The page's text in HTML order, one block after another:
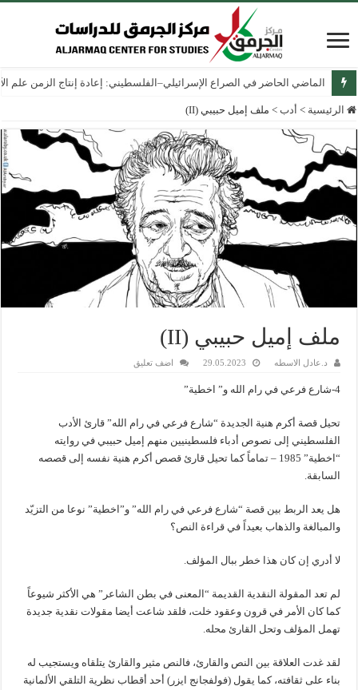
الماضي الحاضر في الصراع الإسرائيلي–الفلسطيني: إعادة إنتاج الزمن علم
الرئيسية > أدب > ملف إميل حبيبي (II)
ملف إميل حبيبي (II)
د.عادل الاسطه 29.05.2023 اضف تعليق
4-شارع فرعي في رام الله و” اخطية”
تحيل قصة أكرم هنية الجديدة “شارع فرعي في رام الله” قارئ الأدب
الفلسطيني إلى نصوص أدباء فلسطينيين منهم إميل حبيبي في روايته
“اخطية” 1985 – تماماً كما تحيل قارئ قصص أكرم هنية نفسه إلى قصصه
السابقة.
هل يعد الربط بين قصة “شارع فرعي في رام الله” و”اخطية” نوعا من التزيّد
والمبالغة والذهاب بعيداً في قراءة النص؟
لا أدري إن كان هذا خطر ببال المؤلف.
لم تعد المقولة النقدية القديمة “المعنى في بطن الشاعر” هي الأكثر شيوعاً
كما كان الأمر في قرون وعقود خلت، فلقد شاعت أيضا مقولات نقدية جديدة
تهمل المؤلف وتحل القارئ محله.
لقد غدت العلاقة بين النص والقارئ، فالنص مثير والقارئ يتلقاه ويستجيب له
بناء على ثقافته، كما يقول (فولفجانج ايزر) أحد أقطاب نظرية التلقي الألمانية